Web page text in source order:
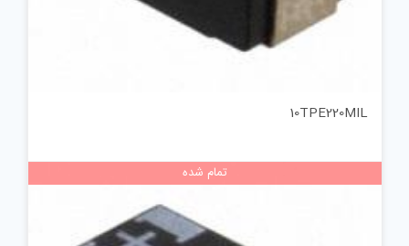
10TPE220MIL
تمام شده